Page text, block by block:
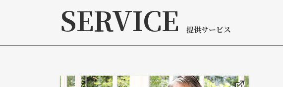
SERVICE 提供サービス